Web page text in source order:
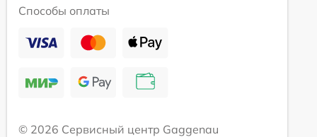
Способы оплаты
© 2026 Сервисный центр Gaggenau